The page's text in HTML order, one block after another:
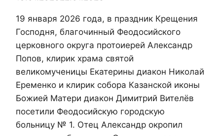
19 января 2026 года, в праздник Крещения
Господня, благочинный Феодосийского
церковного округа протоиерей Александр
Попов, клирик храма святой
великомученицы Екатерины диакон Николай
Еременко и клирик собора Казанской иконы
Божией Матери диакон Димитрий Вителёв
посетили Феодосийскую городскую
больницу № 1. Отец Александр окропил